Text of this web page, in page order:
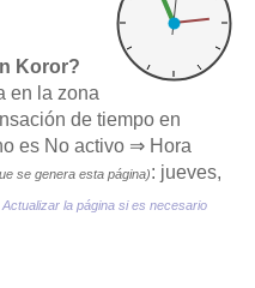
Koror?
en la zona
de tiempo en
es No activo ⇒ Hora
se genera esta página): jueves,
Actualizar la página si es necesario